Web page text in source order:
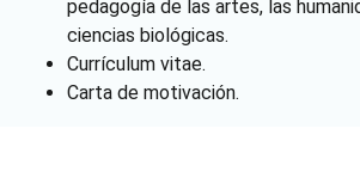
pedagogía de las artes, las
ciencias biológicas.
Currículum vitae.
Carta de motivación.